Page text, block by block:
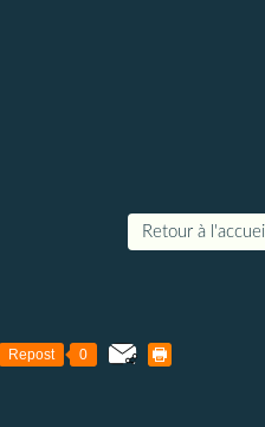
Retour à l'accueil
Repost 0